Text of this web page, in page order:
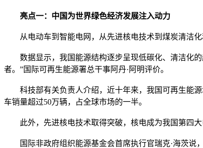
亮点一：中国为世界绿色经济发展注入动力
从电动车到智能电网，从先进核电技术到煤炭清洁化
数据显示，我国能源结构逐步呈现低碳化、清洁化的
者。”国际可再生能源署总干事阿丹·阿明评价。
科技部有关负责人介绍，近十年来，我国可再生能源
车销量超过50万辆，占全球市场的一半。
此外，先进核电技术取得突破，核电成为我国第四大
国际非政府组织能源基金会首席执行官瑞克·海茨说，